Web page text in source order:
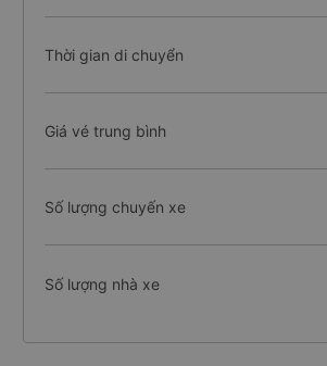
Thời gian di chuyển
Giá vé trung bình
Số lượng chuyến xe
Số lượng nhà xe